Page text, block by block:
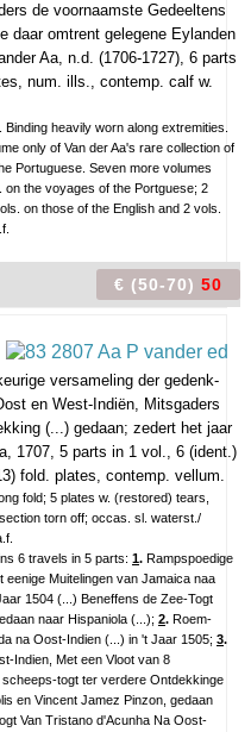
de voornaamste Gedeeltens
daar omtrent gelegene Eylanden
Aa, n.d. (1706-1727), 6 parts
num. ills., contemp. calf w.
heavily worn along extremities.
only of Van der Aa's rare collection of
Portuguese. Seven more volumes
on the voyages of the Portguese; 2
on those of the English and 2 vols.
€ (50-70) 50
versameling der gedenk-
en West-Indiën, Mitsgaders
(...) gedaan; zedert het jaar
1707, 5 parts in 1 vol., 6 (ident.)
fold. plates, contemp. vellum.
fold; 5 plates w. (restored) tears,
torn off; occas. sl. waterst./
6 travels in 5 parts: 1. Rampspoedige
Muitelingen van Jamaica naa
1504 (...) Beneffens de Zee-Togt
naar Hispaniola (...); 2. Roem-
na Oost-Indien (...) in 't Jaar 1505; 3.
Indien, Met een Vloot van 8
togt ter verdere Ontdekkinge
en Vincent Jamez Pinzon, gedaan
Van Tristano d'Acunha Na Oost-